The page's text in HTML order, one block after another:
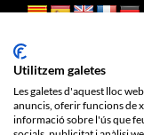
Copyright
Utilitzem galetes
Les galetes d'aquest lloc
anuncis, oferir funcions de
informació sobre l'ús que